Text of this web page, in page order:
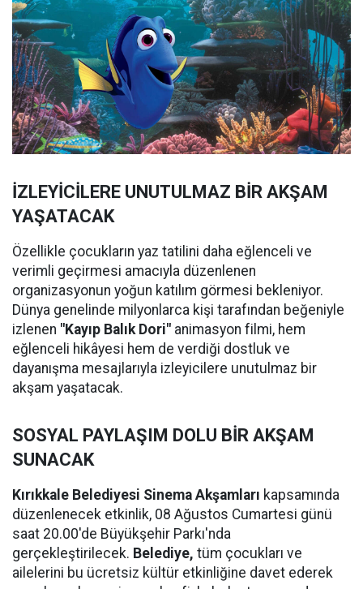
İZLEYİCİLERE UNUTULMAZ BİR AKŞAM
YAŞATACAK
Özellikle çocukların yaz tatilini daha eğlenceli ve
verimli geçirmesi amacıyla düzenlenen
organizasyonun yoğun katılım görmesi bekleniyor.
Dünya genelinde milyonlarca kişi tarafından beğeniyle
izlenen "Kayıp Balık Dori" animasyon filmi, hem
eğlenceli hikâyesi hem de verdiği dostluk ve
dayanışma mesajlarıyla izleyicilere unutulmaz bir
akşam yaşatacak.
SOSYAL PAYLAŞIM DOLU BİR AKŞAM
SUNACAK
Kırıkkale Belediyesi Sinema Akşamları kapsamında
düzenlenecek etkinlik, 08 Ağustos Cumartesi günü
saat 20.00'de Büyükşehir Parkı'nda
gerçekleştirilecek. Belediye, tüm çocukları ve
ailelerini bu ücretsiz kültür etkinliğine davet ederek